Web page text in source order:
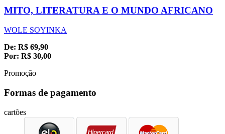
MITO, LITERATURA E O MUNDO AFRICANO
WOLE SOYINKA
De: R$ 69,90
Por: R$ 30,00
Promoção
Formas de pagamento
cartões